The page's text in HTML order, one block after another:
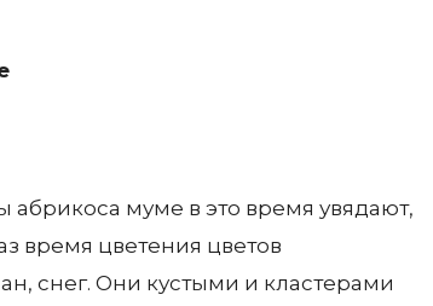
муме в это время увядают,
время цветения цветов
снег. Они кустыми и кластерами